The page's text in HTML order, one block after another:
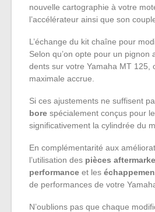
nouvelle cartographie à votre
l’accélérateur ainsi que son
L’échange du kit chaîne pour
Selon qu’on opte pour un
dents sur votre Yamaha MT 125,
maximale accrue.
Si ces ajustements ne suffisent
bore spécialement conçus pour
significativement la cylindrée du
En complémentarité aux
l’utilisation des pièces
performance et les
de performances de votre
N’oublions pas que chaque